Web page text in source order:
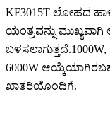
KF3015T ಲೋಹದ
ಯಂತ್ರವನ್ನು
ಬಳಸಲಾಗುತ್ತದೆ.1000W,
6000W
ಖಾತರಿಯೊಂದಿಗೆ.